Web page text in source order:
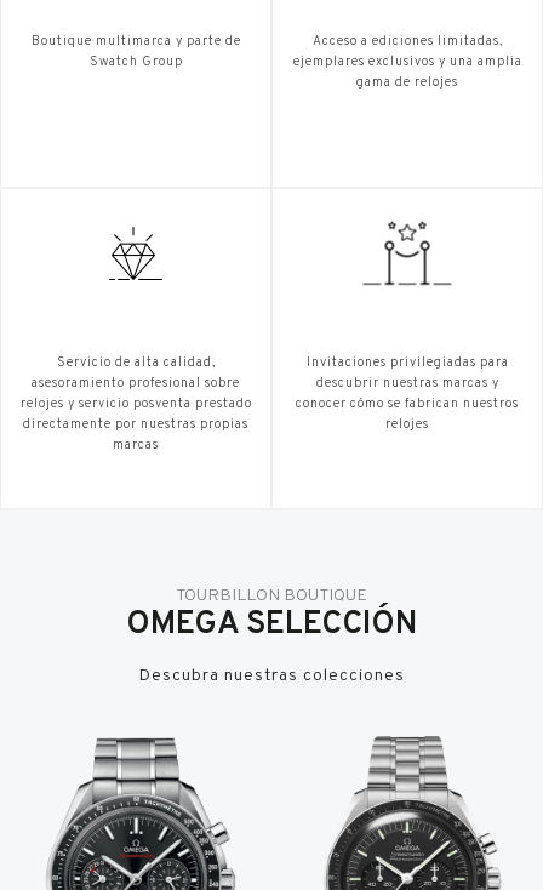
Boutique multimarca y parte de
Swatch Group
Acceso a ediciones limitadas,
ejemplares exclusivos y una amplia
gama de relojes
Servicio de alta calidad,
asesoramiento profesional sobre
relojes y servicio posventa prestado
directamente por nuestras propias
marcas
Invitaciones privilegiadas para
descubrir nuestras marcas y
conocer cómo se fabrican nuestros
relojes
TOURBILLON BOUTIQUE
OMEGA SELECCIÓN
Descubra nuestras colecciones